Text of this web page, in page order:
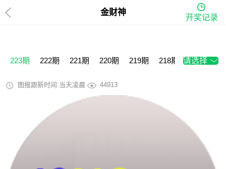
金财神
开奖记录
223期 222期 221期 220期 219期 218期 217期
请选择
图报跟新时间:当天凌晨 44913